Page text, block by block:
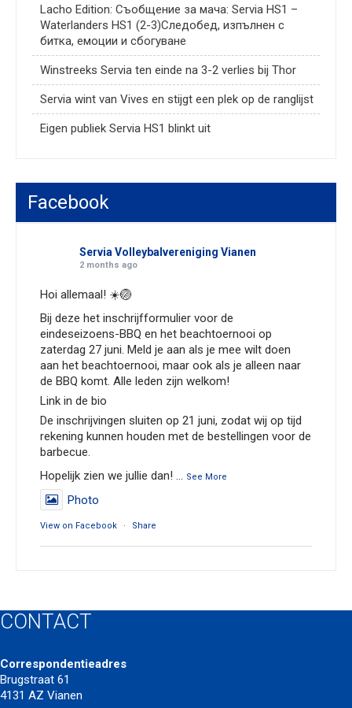
Lacho Edition: Съобщение за мача: Servia HS1 –
Waterlanders HS1 (2-3)Следобед, изпълнен с
битка, емоции и сбогуване
Winstreeks Servia ten einde na 3-2 verlies bij Thor
Servia wint van Vives en stijgt een plek op de ranglijst
Eigen publiek Servia HS1 blinkt uit
Facebook
Servia Volleybalvereniging Vianen
2 months ago
Hoi allemaal! ☀️🏐
Bij deze het inschrijfformulier voor de
eindeseizoens-BBQ en het beachtoernooi op
zaterdag 27 juni. Meld je aan als je mee wilt doen
aan het beachtoernooi, maar ook als je alleen naar
de BBQ komt. Alle leden zijn welkom!
Link in de bio
De inschrijvingen sluiten op 21 juni, zodat wij op tijd
rekening kunnen houden met de bestellingen voor de
barbecue.
Hopelijk zien we jullie dan! ... See More
Photo
View on Facebook · Share
*Save the date, 27 juni!!*
Hey allemaal, inmiddels zijn we al weer een beetje
seizoen. Als afsluiter wordt weer het jaarlijks
beachtoernooi georganiseerd en aansluitend de
vrijwilligersbbq. Voor de vrijwilligers wordt deze bbq
CONTACT
Correspondentieadres
Brugstraat 61
4131 AZ Vianen